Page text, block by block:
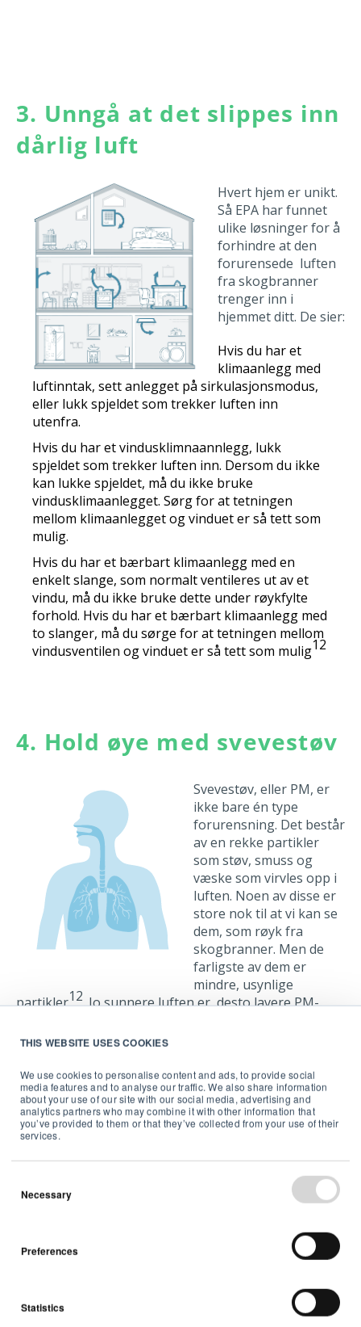
THIS WEBSITE USES COOKIES
We use cookies to personalise content and ads, to provide social
media features and to analyse our traffic. We also share information
about your use of our site with our social media, advertising and
analytics partners who may combine it with other information that
you’ve provided to them or that they’ve collected from your use of their
services.
Necessary
Preferences
Statistics
3. Unngå at det slippes inn
dårlig luft
Hvert hjem er unikt.
Så EPA har funnet
ulike løsninger for å
forhindre at den
forurensede luften
fra skogbranner
trenger inn i
hjemmet ditt. De sier:
Hvis du har et
klimaanlegg med
luftinntak, sett anlegget på sirkulasjonsmodus,
eller lukk spjeldet som trekker luften inn
utenfra.
Hvis du har et vindusklimnaannlegg, lukk
spjeldet som trekker luften inn. Dersom du ikke
kan lukke spjeldet, må du ikke bruke
vindusklimaanlegget. Sørg for at tetningen
mellom klimaanlegget og vinduet er så tett som
mulig.
Hvis du har et bærbart klimaanlegg med en
enkelt slange, som normalt ventileres ut av et
vindu, må du ikke bruke dette under røykfylte
forhold. Hvis du har et bærbart klimaanlegg med
to slanger, må du sørge for at tetningen mellom
vindusventilen og vinduet er så tett som mulig12
4. Hold øye med svevestøv
Svevestøv, eller PM, er
ikke bare én type
forurensning. Det består
av en rekke partikler
som støv, smuss og
væske som virvles opp i
luften. Noen av disse er
store nok til at vi kan se
dem, som røyk fra
skogbranner. Men de
farligste av dem er
mindre, usynlige
partikler12. Jo sunnere luften er, desto lavere PM-
View Plus→
5. N-95 støvmasker
ikke er glamorøst,
merkingen helt
beskyttelse mot
. Andre